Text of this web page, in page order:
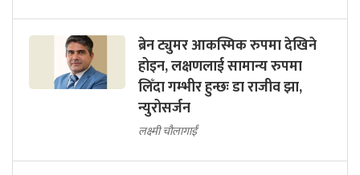
ब्रेन ट्युमर आकस्मिक रुपमा देखिने
होइन, लक्षणलाई सामान्य रुपमा
लिँदा गम्भीर हुन्छः डा राजीव झा,
न्युरोसर्जन
लक्ष्मी चौलागाईं